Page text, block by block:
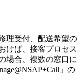
理受付、配送希望の
けば、接客プロセス
場合、複数の窓口に
」の